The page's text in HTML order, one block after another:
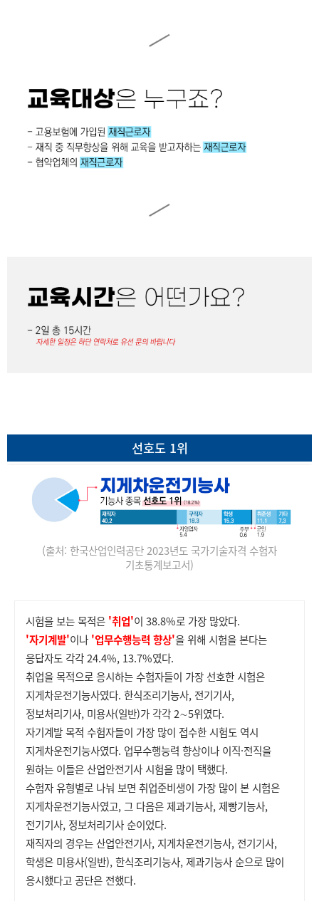
선호도 1위
(출처: 한국산업인력공단 2023년도 국가기술자격 수험자
기초통계보고서)
시험을 보는 목적은 '취업'이 38.8%로 가장 많았다.
'자기계발'이나 '업무수행능력 향상'을 위해 시험을 본다는
응답자도 각각 24.4%, 13.7%였다.
취업을 목적으로 응시하는 수험자들이 가장 선호한 시험은
지게차운전기능사였다. 한식조리기능사, 전기기사,
정보처리기사, 미용사(일반)가 각각 2∼5위였다.
자기계발 목적 수험자들이 가장 많이 접수한 시험도 역시
지게차운전기능사였다. 업무수행능력 향상이나 이직·전직을
원하는 이들은 산업안전기사 시험을 많이 택했다.
수험자 유형별로 나눠 보면 취업준비생이 가장 많이 본 시험은
지게차운전기능사였고, 그 다음은 제과기능사, 제빵기능사,
전기기사, 정보처리기사 순이었다.
재직자의 경우는 산업안전기사, 지게차운전기능사, 전기기사,
학생은 미용사(일반), 한식조리기능사, 제과기능사 순으로 많이
응시했다고 공단은 전했다.